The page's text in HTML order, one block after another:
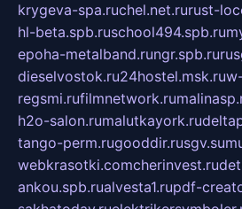
krygeva-spa.ruchel.net.rurust-
hl-beta.spb.ruschool494.spb.ru
epoha-metalband.rungr.spb.ru
dieselvostok.ru24hostel.msk.ru
regsmi.rufilmnetwork.ru
h2o-salon.rumalutkayork.ru
tango-perm.rugooddir.rusgv.su
webkrasotki.comcherinvest.ru
ankou.spb.rualvesta1.rupdf-